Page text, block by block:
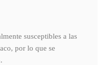
susceptibles a las
por lo que se